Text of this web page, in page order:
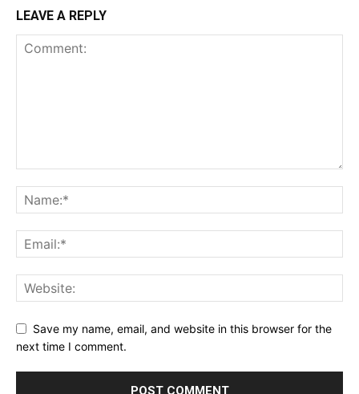
LEAVE A REPLY
Save my name, email, and website in this browser for the
next time I comment.